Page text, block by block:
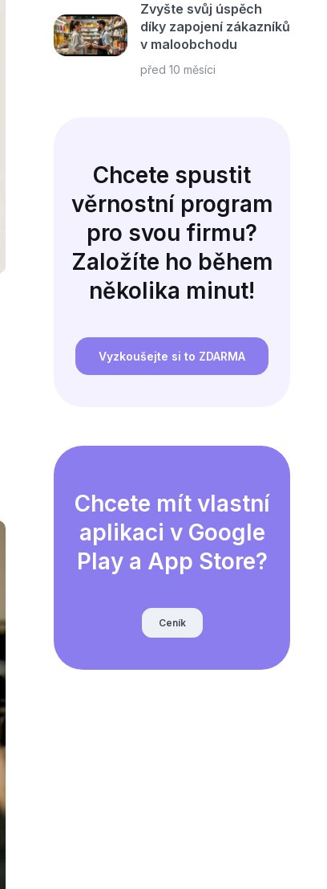
Zvyšte svůj úspěch
díky zapojení zákazníků
v maloobchodu
před 10 měsíci
Chcete spustit
věrnostní program
pro svou firmu?
Založíte ho během
několika minut!
Vyzkoušejte si to ZDARMA
Chcete mít vlastní
aplikaci v Google
Play a App Store?
Ceník